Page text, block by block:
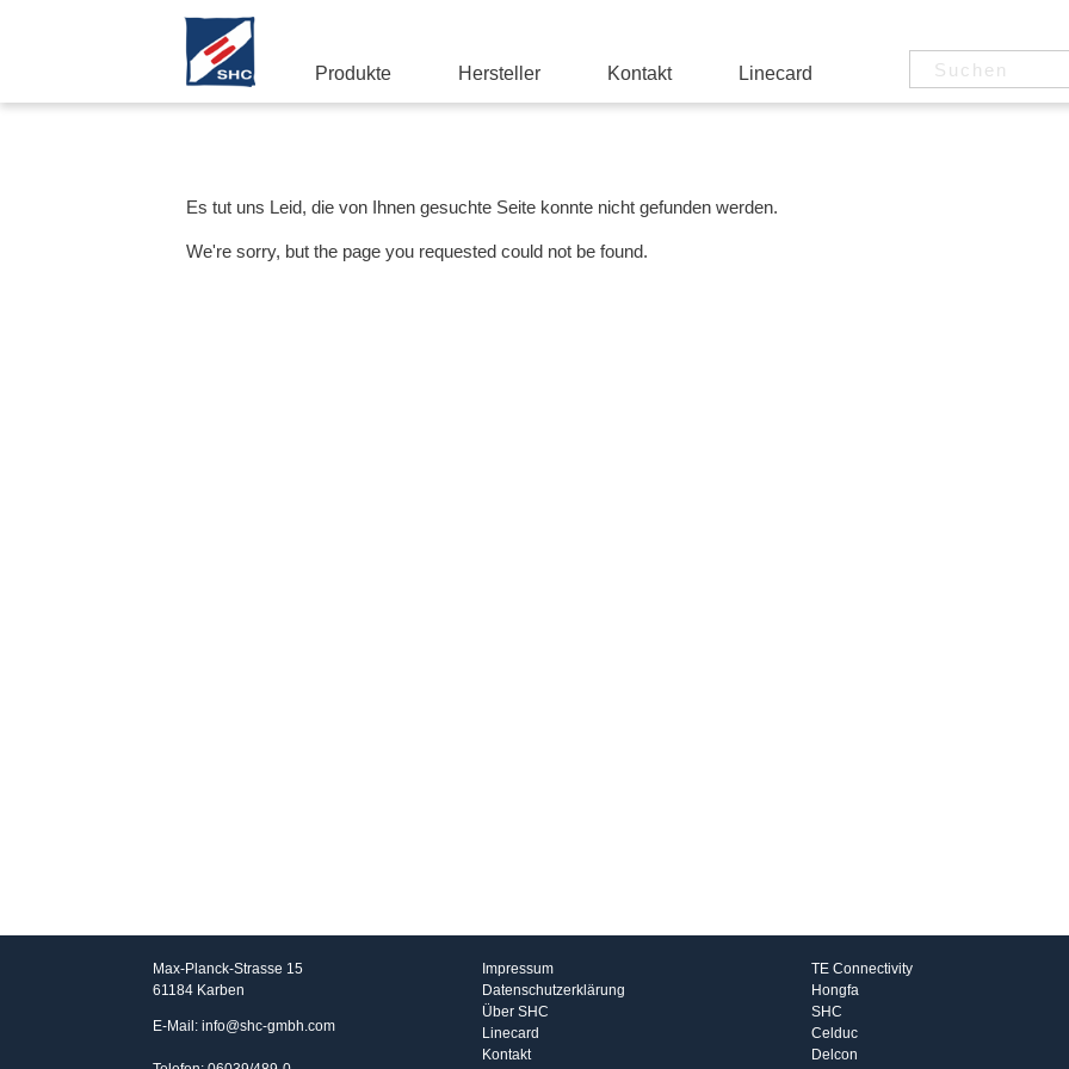
Produkte Hersteller Kontakt Linecard
Es tut uns Leid, die von Ihnen gesuchte Seite konnte nicht gefunden werden.
We're sorry, but the page you requested could not be found.
Max-Planck-Strasse 15
61184 Karben
E-Mail: info@shc-gmbh.com
Impressum
Datenschutzerklärung
Über SHC
Linecard
Kontakt
TE Connectivity
Hongfa
SHC
Celduc
Delcon